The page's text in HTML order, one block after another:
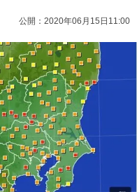
公開：2020年06月15日11:00